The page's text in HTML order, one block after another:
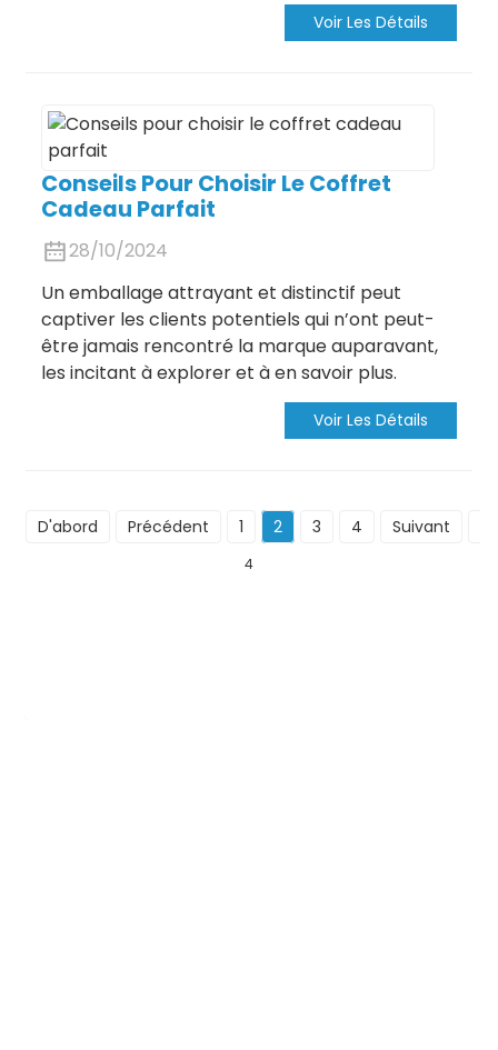
Voir Les Détails
Conseils Pour Choisir Le Coffret
Cadeau Parfait
28/10/2024
Un emballage attrayant et distinctif peut
captiver les clients potentiels qui n’ont peut-
être jamais rencontré la marque auparavant,
les incitant à explorer et à en savoir plus.
Voir Les Détails
D'abord Précédent 1 2 3 4 Suivant
4